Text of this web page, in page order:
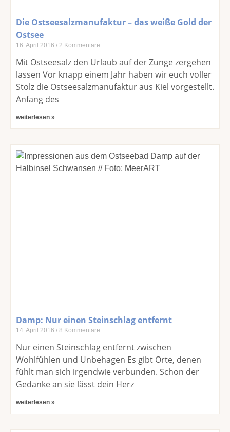
Die Ostseesalzmanufaktur – das weiße Gold der
Ostsee
16. April 2016 2 Kommentare
Mit Ostseesalz den Urlaub auf der Zunge zergehen
lassen Vor knapp einem Jahr haben wir euch voller
Stolz die Ostseesalzmanufaktur aus Kiel vorgestellt.
Anfang des
weiterlesen »
Damp: Nur einen Steinschlag entfernt
14. April 2016 8 Kommentare
Nur einen Steinschlag entfernt zwischen
Wohlfühlen und Unbehagen Es gibt Orte, denen
fühlt man sich irgendwie verbunden. Schon der
Gedanke an sie lässt dein Herz
weiterlesen »